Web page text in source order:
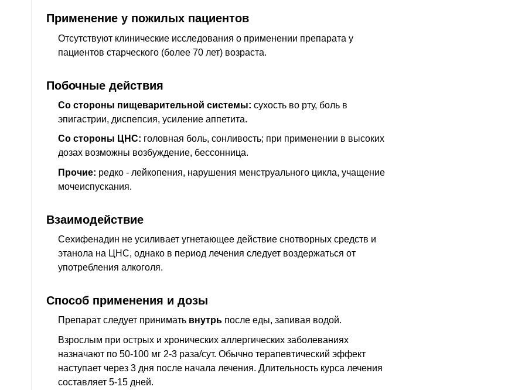
Применение у пожилых пациентов
Отсутствуют клинические исследования о применении препарата у
пациентов старческого (более 70 лет) возраста.
Побочные действия
Со стороны пищеварительной системы: сухость во рту, боль в
эпигастрии, диспепсия, усиление аппетита.
Со стороны ЦНС: головная боль, сонливость; при применении в высоких
дозах возможны возбуждение, бессонница.
Прочие: редко - лейкопения, нарушения менструального цикла, учащение
мочеиспускания.
Взаимодействие
Сехифенадин не усиливает угнетающее действие снотворных средств и
этанола на ЦНС, однако в период лечения следует воздержаться от
употребления алкоголя.
Способ применения и дозы
Препарат следует принимать внутрь после еды, запивая водой.
Взрослым при острых и хронических аллергических заболеваниях
назначают по 50-100 мг 2-3 раза/сут. Обычно терапевтический эффект
наступает через 3 дня после начала лечения. Длительность курса лечения
составляет 5-15 дней.